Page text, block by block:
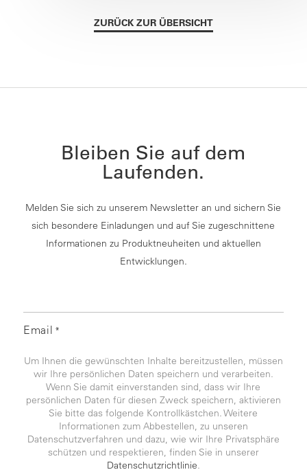
ZURÜCK ZUR ÜBERSICHT
Bleiben Sie auf dem
Laufenden.
Melden Sie sich zu unserem Newsletter an und sichern Sie
sich besondere Einladungen und auf Sie zugeschnittene
Informationen zu Produktneuheiten und aktuellen
Entwicklungen.
Email *
Um Ihnen die gewünschten Inhalte bereitzustellen, müssen
wir Ihre persönlichen Daten speichern und verarbeiten.
Wenn Sie damit einverstanden sind, dass wir Ihre
persönlichen Daten für diesen Zweck speichern, aktivieren
Sie bitte das folgende Kontrollkästchen. Weitere
Informationen zum Abbestellen, zu unseren
Datenschutzverfahren und dazu, wie wir Ihre Privatsphäre
schützen und respektieren, finden Sie in unserer
Datenschutzrichtlinie.